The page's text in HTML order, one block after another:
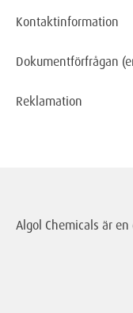
Kontaktinformation
Dokumentförfrågan
Reklamation
Algol Chemicals är en